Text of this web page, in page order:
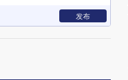
发布